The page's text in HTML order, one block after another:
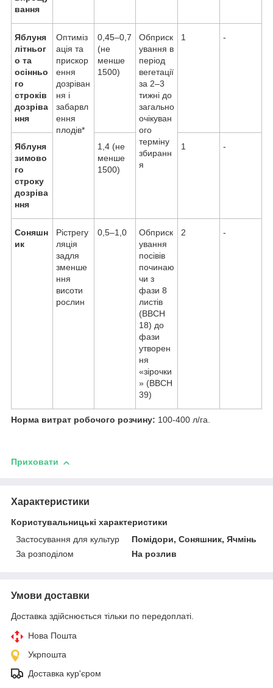
вання
Яблуня
літньог
о та
осінньо
го
строків
дозріва
ння
Оптиміз
ація та
прискор
ення
дозріван
ня і
забарвл
ення
плодів*
0,45–0,7
(не
менше
1500)
Обприск
ування в
період
вегетації
за 2–3
тижні до
загально
очікуван
ого
терміну
збиранн
я
1 -
Яблуня
зимово
го
строку
дозріва
ння
1,4 (не
менше
1500)
1 -
Соняшн
ик
Рістрегу
ляція
задля
зменше
ння
висоти
рослин
0,5–1,0
Обприск
ування
посівів
починаю
чи з
фази 8
листів
(ВВСН
18) до
фази
утворен
ня
«зірочки
» (ВВСН
39)
2 -
Норма витрат робочого розчину: 100-400 л/га.
Приховати
Характеристики
Користувальницькі характеристики
Застосування для культур
Помідори, Соняшник, Ячмінь
За розподілом
На розлив
Умови доставки
Доставка здійснюється тільки по передоплаті.
Нова Пошта
Укрпошта
Доставка кур'єром